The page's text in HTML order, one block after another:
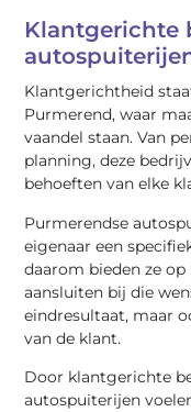
Klantgerichte
Klantgerichtheid
Purmerend, waar
vaandel staan. Van
planning, deze
behoeften van elke
Purmerendse
eigenaar een
daarom bieden ze
aansluiten bij die
eindresultaat, maar
van de klant.
Door klantgerichte
autospuiterijen